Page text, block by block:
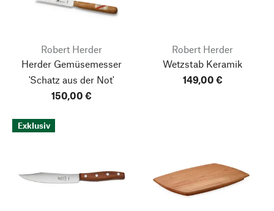
Robert Herder
Herder Gemüsemesser
'Schatz aus der Not'
150,00 €
Robert Herder
Wetzstab Keramik
149,00 €
Exklusiv